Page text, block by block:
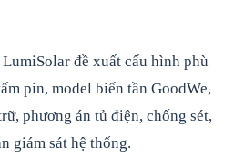
đề xuất cấu hình phù
pin, model biến tần GoodWe,
phương án tủ điện, chống sét,
giám sát hệ thống.